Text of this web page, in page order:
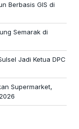
Berbasis GIS di
Semarak di
Jadi Ketua DPC
Supermarket,